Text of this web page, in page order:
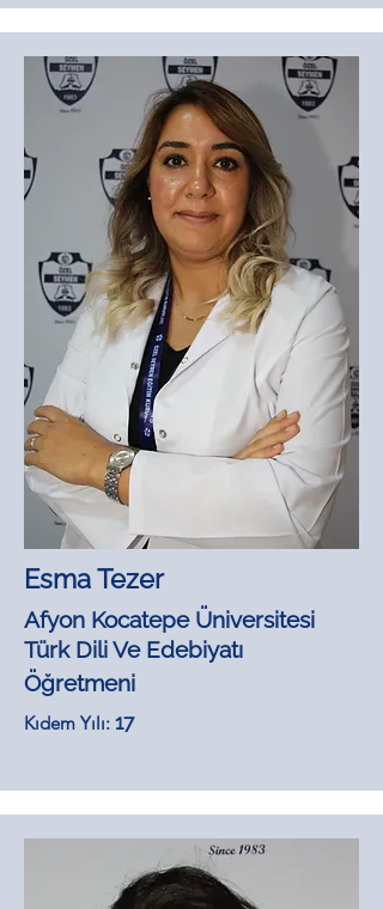
Esma Tezer
Afyon Kocatepe Üniversitesi
Türk Dili Ve Edebiyatı
Öğretmeni
Kıdem Yılı: 17